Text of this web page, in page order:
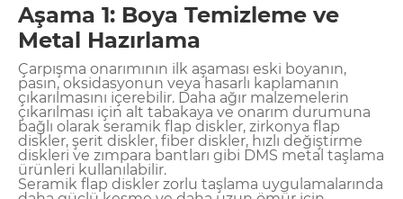
Aşama 1: Boya Temizleme ve
Metal Hazırlama
Çarpışma onarımının ilk aşaması eski boyanın,
pasın, oksidasyonun veya hasarlı kaplamanın
çıkarılmasını içerebilir. Daha ağır malzemelerin
çıkarılması için alt tabakaya ve onarım durumuna
bağlı olarak seramik flap diskler, zirkonya flap
diskler, şerit diskler, fiber diskler, hızlı değiştirme
diskleri ve zımpara bantları gibi DMS metal taşlama
ürünleri kullanılabilir.
Seramik flap diskler zorlu taşlama uygulamalarında